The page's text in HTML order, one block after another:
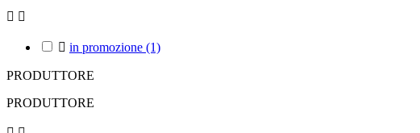
 
 in promozione (1)
PRODUTTORE
PRODUTTORE